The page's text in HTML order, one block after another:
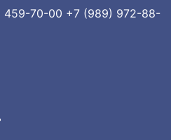
459-70-00 +7 (989) 972-88-